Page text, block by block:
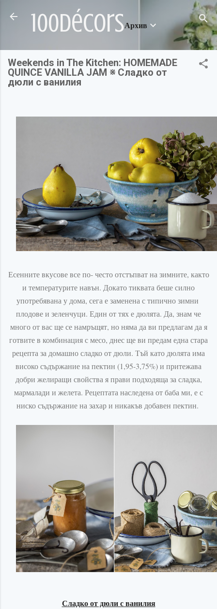
Пропускане към основното съдържание
100décorsАрхив
Weekends in The Kitchen: HOMEMADE
QUINCE VANILLA JAM ※ Сладко от
дюли с ванилия
Есенните вкусове все по- често отстъпват на зимните, както
и температурите навън. Докато тиквата беше силно
употребявана у дома, сега е заменена с типично зимни
плодове и зеленчуци. Един от тях е дюлята. Да, знам че
много от вас ще се намръщят, но няма да ви предлагам да я
готвите в комбинация с месо, днес ще ви предам една стара
рецепта за домашно сладко от дюли. Тъй като дюлята има
високо съдържание на пектин (1,95-3,75%) и притежава
добри желиращи свойства я прави подходяща за сладка,
мармалади и желета. Рецептата наследена от баба ми, е с
ниско съдържание на захар и никакъв добавен пектин.
Сладко от дюли с ванилия